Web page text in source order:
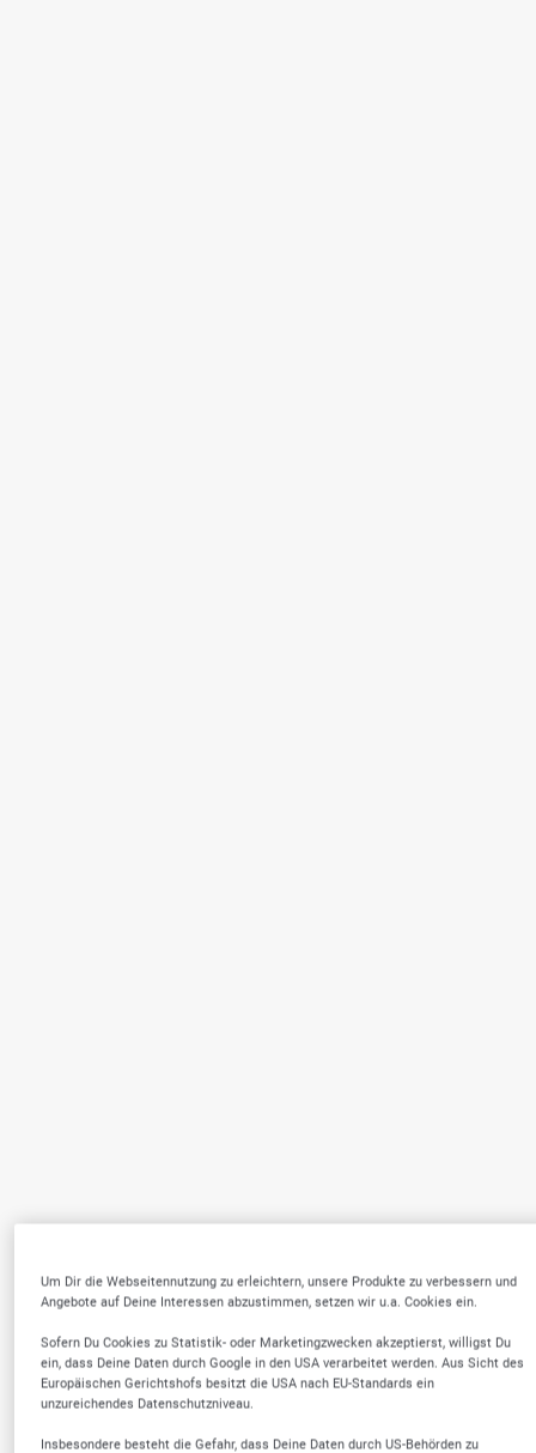
Um Dir die Webseitennutzung zu erleichtern, unsere Produkte zu verbessern und
Angebote auf Deine Interessen abzustimmen, setzen wir u.a. Cookies ein.
Sofern Du Cookies zu Statistik- oder Marketingzwecken akzeptierst, willigst Du
ein, dass Deine Daten durch Google in den USA verarbeitet werden. Aus Sicht des
Europäischen Gerichtshofs besitzt die USA nach EU-Standards ein
unzureichendes Datenschutzniveau.
Insbesondere besteht die Gefahr, dass Deine Daten durch US-Behörden zu